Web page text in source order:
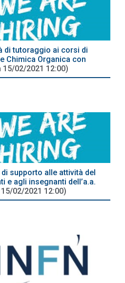
di tutoraggio ai corsi di
Chimica Organica con
15/02/2021 12:00)
supporto alle attività del
e agli insegnanti dell’a.a.
02/2021 12:00)